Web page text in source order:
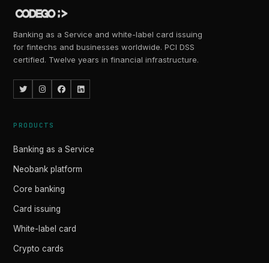
Banking as a Service and white-label card issuing
for fintechs and businesses worldwide. PCI DSS
certified. Twelve years in financial infrastructure.
PRODUCTS
Banking as a Service
Neobank platform
Core banking
Card issuing
White-label card
Crypto cards